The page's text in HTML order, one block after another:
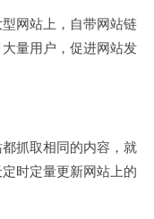
网站上，自带网站链
量用户，促进网站发
抓取相同的内容，就
时定量更新网站上的